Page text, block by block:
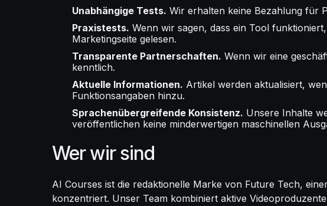
Unabhängige Tests. Wir erhalten keine Bezahlung für
Praxistests. Wenn wir sagen, dass ein Tool
Marketingseite gelesen.
Transparente Partnerschaften. Wenn wir eine
kenntlich.
Aktuelle Informationen. Artikel werden aktualisiert,
Funktionsangaben hinzu.
Sprachenübergreifende Konsistenz. Unsere Inhalte
veröffentlichen keine minderwertigen maschinellen
Wer wir sind
AI Courses ist die redaktionelle Marke von Future Tech,
konzentriert. Unser Team kombiniert aktive